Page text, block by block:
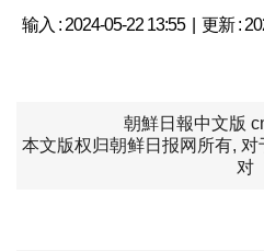
输入 : 2024-05-22 13:55 | 更新 :
朝鮮日報中文版
本文版权归朝鲜日报网所有,
对